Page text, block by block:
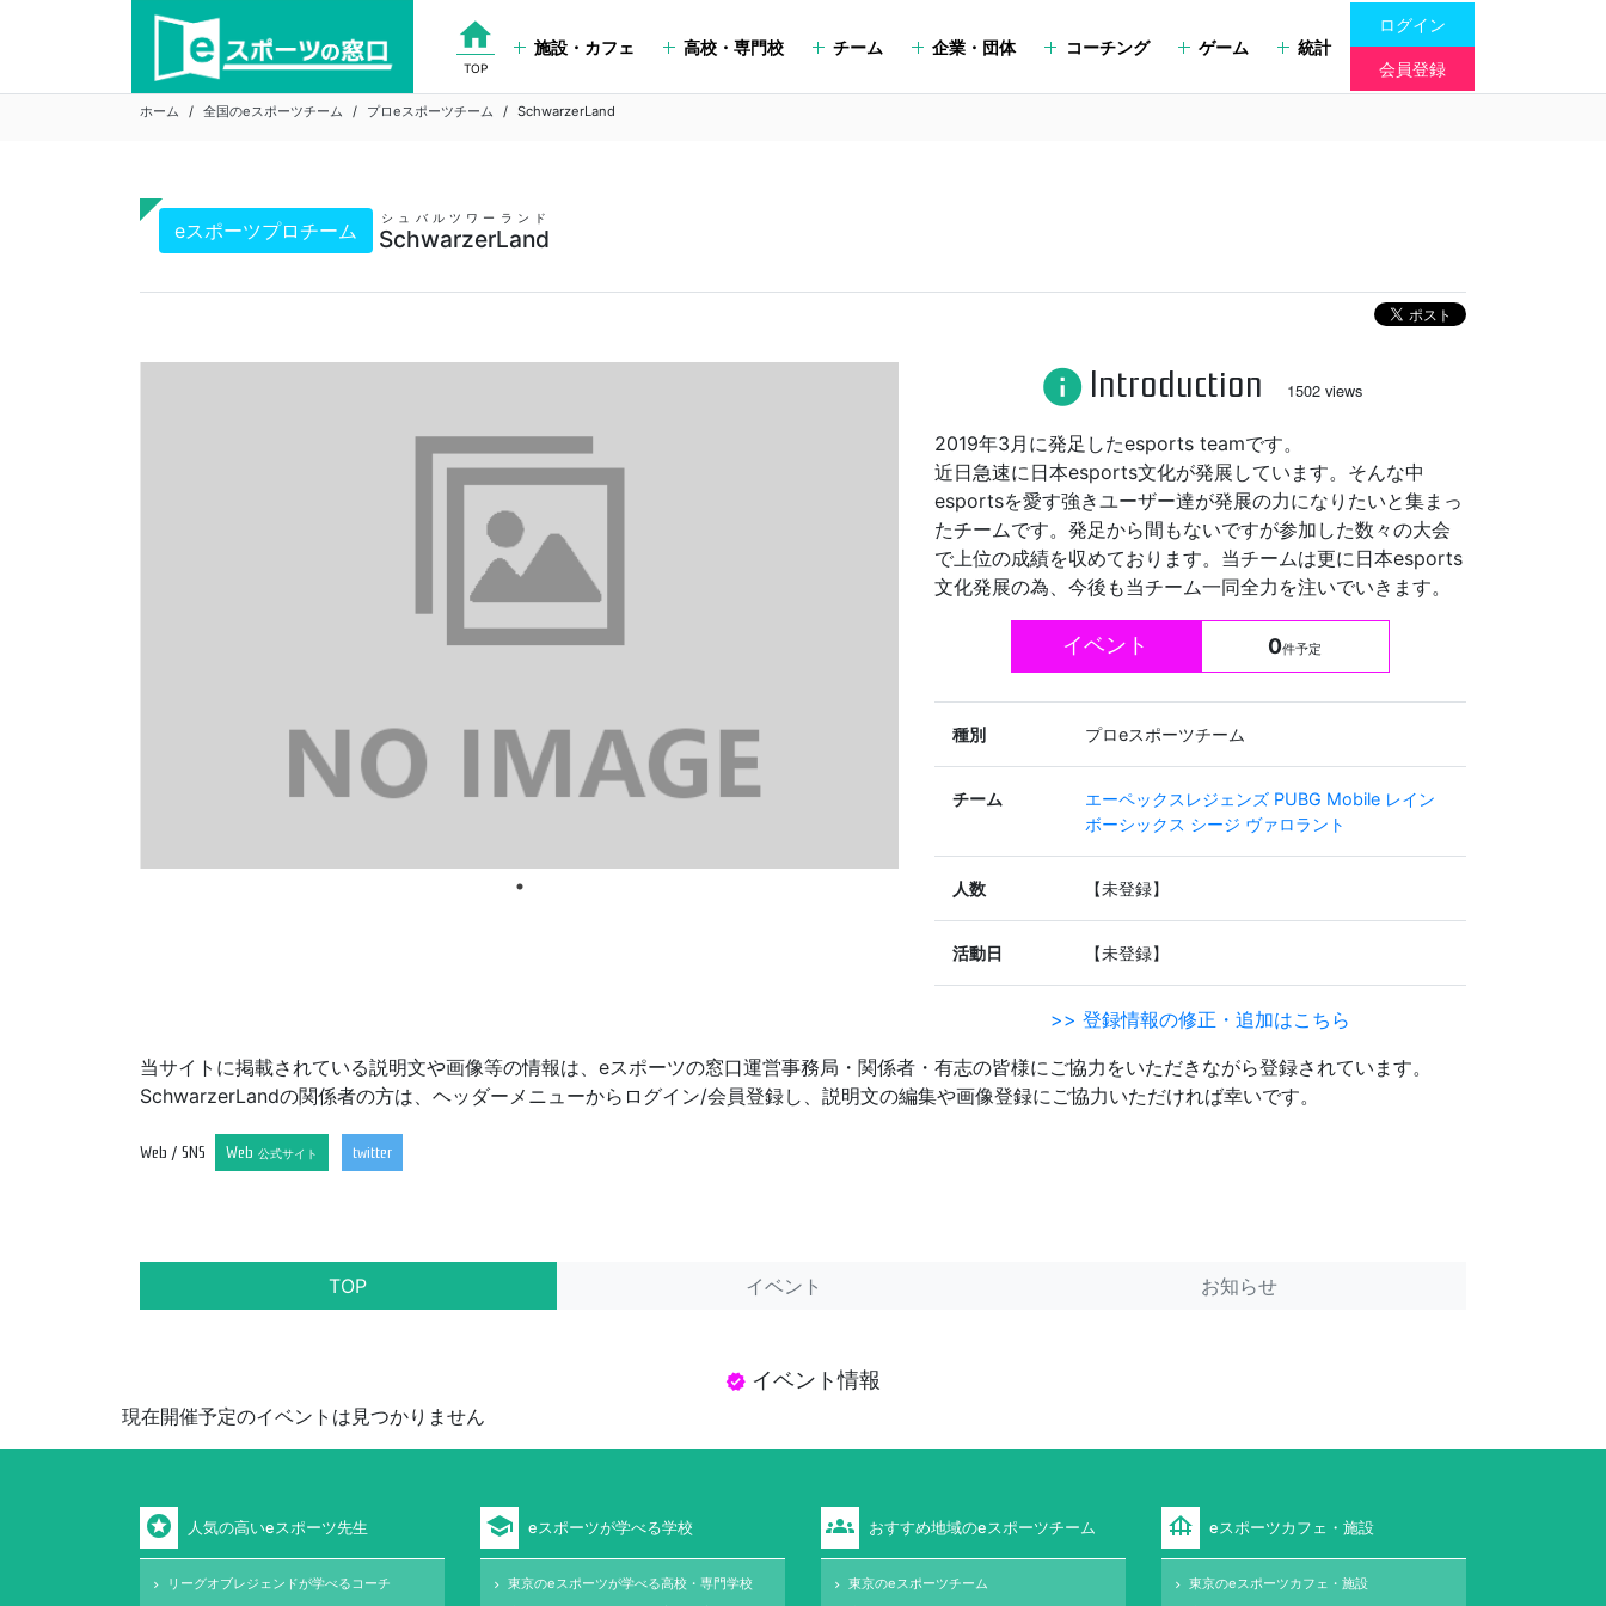
home
TOP
施設・カフェ 高校・専門校 チーム 企業・団体 コーチング ゲーム 統計
ログイン
会員登録
ホーム 全国のeスポーツチーム プロeスポーツチーム SchwarzerLand
eスポーツプロチーム SchwarzerLand
シュバルツワーランド
info Introduction 1502 views
2019年3月に発足したesports teamです。
近日急速に日本esports文化が発展しています。そんな中
esportsを愛す強きユーザー達が発展の力になりたいと集まっ
たチームです。発足から間もないですが参加した数々の大会
で上位の成績を収めております。当チームは更に日本esports
文化発展の為、今後も当チーム一同全力を注いでいきます。
イベント 0件予定
種別 プロeスポーツチーム
チーム エーペックスレジェンズ PUBG Mobile レイン
ボーシックス シージ ヴァロラント
人数 【未登録】
活動日 【未登録】
>> 登録情報の修正・追加はこちら
当サイトに掲載されている説明文や画像等の情報は、eスポーツの窓口運営事務局・関係者・有志の皆様にご協力をいただきながら登録されています。
SchwarzerLandの関係者の方は、ヘッダーメニューからログイン/会員登録し、説明文の編集や画像登録にご協力いただければ幸いです。
Web / SNS Web 公式サイト twitter
TOP イベント お知らせ
verified イベント情報
現在開催予定のイベントは見つかりません
stars 人気の高いeスポーツ先生
keyboard_arrow_right
リーグオブレジェンドが学べるコーチ
school eスポーツが学べる学校
keyboard_arrow_right
東京のeスポーツが学べる高校・専門学校
groups おすすめ地域のeスポーツチーム
keyboard_arrow_right
東京のeスポーツチーム
foundation eスポーツカフェ・施設
keyboard_arrow_right
東京のeスポーツカフェ・施設